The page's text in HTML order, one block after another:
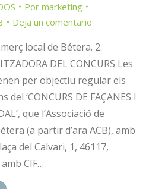
Por marketing
Deja un comentario
local de Bétera. 2.
DEL CONCURS Les
per objectiu regular els
‘CONCURS DE FAÇANES I
que l’Associació de
(a partir d’ara ACB), amb
del Calvari, 1, 46117,
CIF…